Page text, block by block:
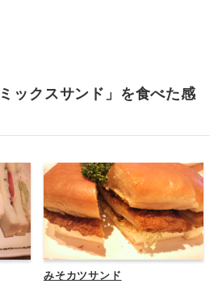
ックスサンド」を食べた感
みそカツサンド